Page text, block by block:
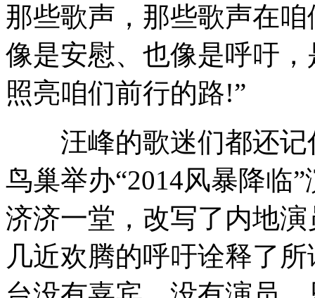
那些歌声，那些歌声在
像是安慰、也像是呼吁
照亮咱们前行的路!”
汪峰的歌迷们都还记
鸟巢举办“2014风暴降临
济济一堂，改写了内地
几近欢腾的呼吁诠释了